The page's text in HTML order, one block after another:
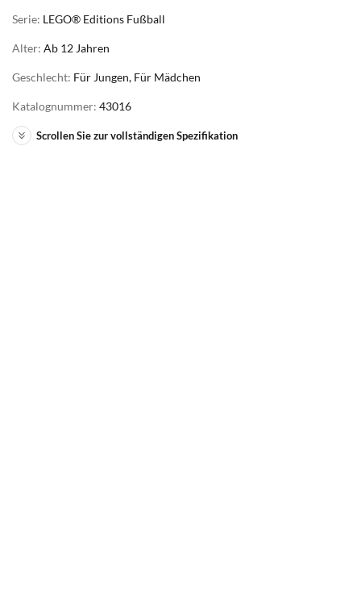
Serie: LEGO® Editions Fußball
Alter: Ab 12 Jahren
Geschlecht: Für Jungen, Für Mädchen
Katalognummer: 43016
Scrollen Sie zur vollständigen Spezifikation